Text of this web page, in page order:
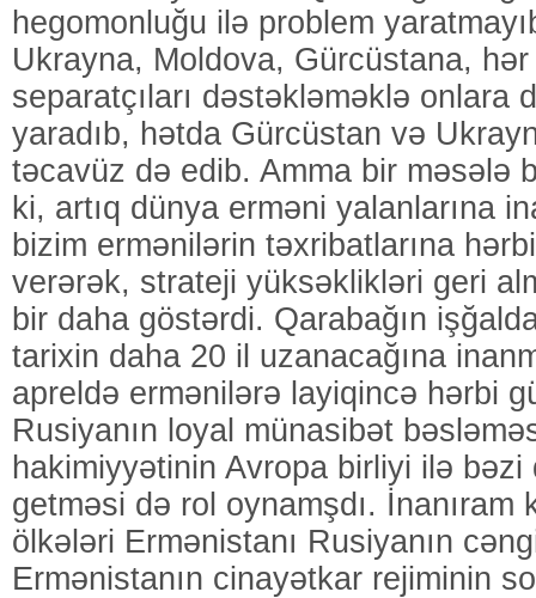
hegomonluğu ilə problem
Ukrayna, Moldova, Gürcüstana,
separatçıları dəstəkləməklə onlara
yaradıb, hətda Gürcüstan və
təcavüz də edib. Amma bir məsələ
ki, artıq dünya erməni yalanlarına
bizim ermənilərin təxribatlarına
verərək, strateji yüksəklikləri geri
bir daha göstərdi. Qarabağın
tarixin daha 20 il uzanacağına
apreldə ermənilərə layiqincə hərbi
Rusiyanın loyal münasibət
hakimiyyətinin Avropa birliyi ilə bəzi
getməsi də rol oynamşdı. İnanıram
ölkələri Ermənistanı Rusiyanın
Ermənistanın cinayətkar rejiminin